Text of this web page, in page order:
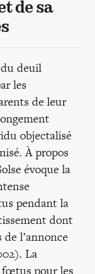
de sa
deuil
les
de leur
objectalisé
À propos
évoque la
pendant la
dont
l’annonce
La
fœtus pour les